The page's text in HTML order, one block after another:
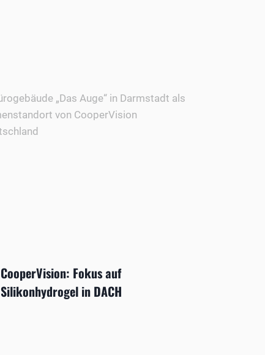
CooperVision: Fokus auf
Silikonhydrogel in DACH